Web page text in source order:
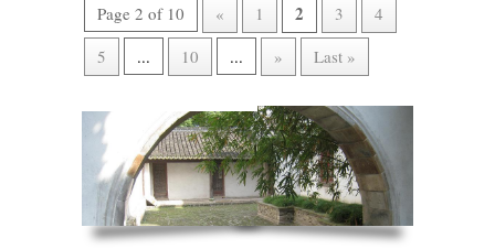
Page 2 of 10 « 1 2 3
4
5
... 10 ... » Last »